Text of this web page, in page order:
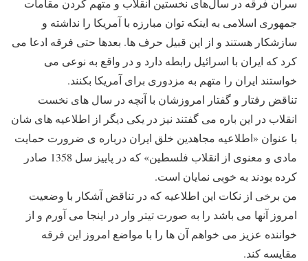
سران فرقه در سال‌های نخستین انقلاب و متهم کردن مقامات
جمهوری اسلامی به اینکه توان مبارزه با آمریکا را نداشته و
سازشکار هستند و از این قبیل حرف ها. بعدها حتی فرقه ادعا می
کرد که ایران با اسرائیل رابطه دارد و در واقع به نوعی می
خواستند ایران را متهم به مزدوری برای آمریکا بکنند.
تناقض رفتار و گفتار امروزشان با آنچه در سال های نخست
انقلاب در این باره می گفتند نیز در یکی دیگر از اطلاعیه های شان
با عنوان «اطلاعیه مجاهدین خلق ایران درباره ی ضرورت حمایت
مادی و معنوی از انقلاب فلسطین» که در پاییز سل 1358 صادر
کرده بودند به خوبی نمایان است.
من برخی از نکات این اطلاعیه که در تناقض آشکار با وضعیت
امروز آنها می باشد را به صورت تیتر وار در اینجا می آورم و از
خواننده عزیز می خواهم آن ها را با مواضع امروز این فرقه
مقایسه کند.